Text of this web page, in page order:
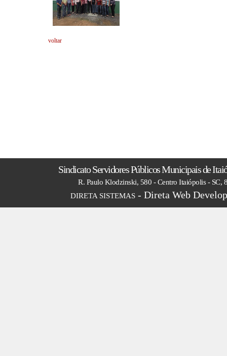
voltar
Sindicato Servidores Públicos Municipais de
R. Paulo Klodzinski, 580 - Centro Itaiópolis - SC,
DIRETA SISTEMAS- Direta Web